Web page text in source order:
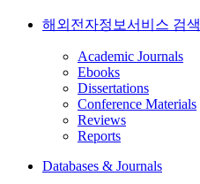
해외전자정보서비스 검색
Academic Journals
Ebooks
Dissertations
Conference Materials
Reviews
Reports
Databases & Journals